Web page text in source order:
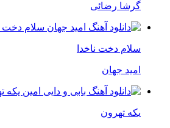
گرشا رضائی
سلام دخت ناخدا
امید جهان
یکه تهرون